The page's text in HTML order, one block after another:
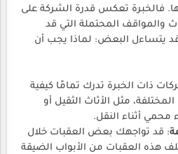
فالخبرة تعكس قدرة الشركة على
والمواقف المحتملة التي قد
قد يتساءل البعض: لماذا يجب أن
ذات الخبرة تدرك تمامًا كيفية
مثل الأثاث الثقيل أو
أثناء النقل.
: قد تواجهك بعض العقبات خلال
هذه العقبات من الأبواب الضيقة